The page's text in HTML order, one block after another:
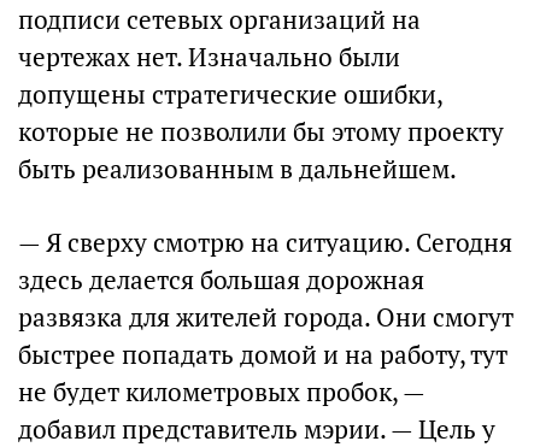
подписи сетевых организаций на
чертежах нет. Изначально были
допущены стратегические ошибки,
которые не позволили бы этому проекту
быть реализованным в дальнейшем.
— Я сверху смотрю на ситуацию. Сегодня
здесь делается большая дорожная
развязка для жителей города. Они смогут
быстрее попадать домой и на работу, тут
не будет километровых пробок, —
добавил представитель мэрии. — Цель у